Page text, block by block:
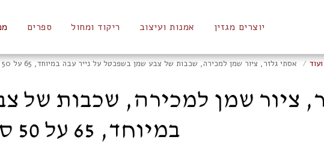
יוצרים מגזין אמנות ועיצוב ריקוד ומחול ספרים
אסתי גלזר, ציור שמן למכירה, שכבות של צבע שמן בשפכטל על נייר עבה במיוחד, 65 על 50 ס"מ
ציור שמן למכירה, שכבות של
במיוחד, 65 על 50 ס"מ